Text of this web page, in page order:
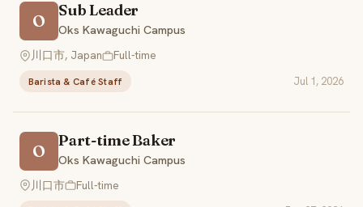
O
Sub Leader
Oks Kawaguchi Campus
川口市, Japan
Full-time
Barista & Café Staff Jul 1, 2026
O
Part-time Baker
Oks Kawaguchi Campus
川口市
Full-time